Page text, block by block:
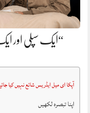
“ایک سپلی اور ایک
آپکا ای میل ایڈریس شائع نہیں کیا
اپنا تبصرہ لکھیں